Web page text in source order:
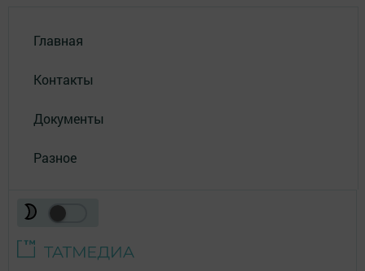
Главная
Контакты
Документы
Разное